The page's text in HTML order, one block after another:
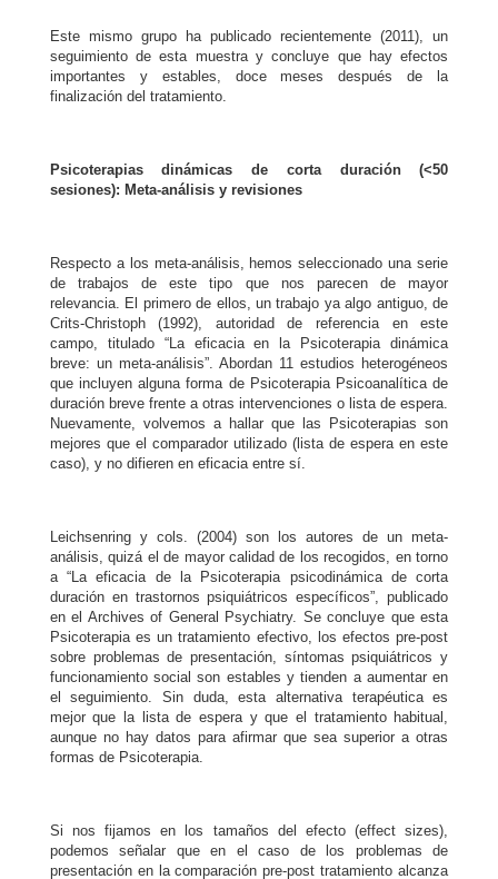
Este mismo grupo ha publicado recientemente (2011), un
seguimiento de esta muestra y concluye que hay efectos
importantes y estables, doce meses después de la
finalización del tratamiento.
Psicoterapias dinámicas de corta duración (<50
sesiones): Meta-análisis y revisiones
Respecto a los meta-análisis, hemos seleccionado una serie
de trabajos de este tipo que nos parecen de mayor
relevancia. El primero de ellos, un trabajo ya algo antiguo, de
Crits-Christoph (1992), autoridad de referencia en este
campo, titulado “La eficacia en la Psicoterapia dinámica
breve: un meta-análisis”. Abordan 11 estudios heterogéneos
que incluyen alguna forma de Psicoterapia Psicoanalítica de
duración breve frente a otras intervenciones o lista de espera.
Nuevamente, volvemos a hallar que las Psicoterapias son
mejores que el comparador utilizado (lista de espera en este
caso), y no difieren en eficacia entre sí.
Leichsenring y cols. (2004) son los autores de un meta-
análisis, quizá el de mayor calidad de los recogidos, en torno
a “La eficacia de la Psicoterapia psicodinámica de corta
duración en trastornos psiquiátricos específicos”, publicado
en el Archives of General Psychiatry. Se concluye que esta
Psicoterapia es un tratamiento efectivo, los efectos pre-post
sobre problemas de presentación, síntomas psiquiátricos y
funcionamiento social son estables y tienden a aumentar en
el seguimiento. Sin duda, esta alternativa terapéutica es
mejor que la lista de espera y que el tratamiento habitual,
aunque no hay datos para afirmar que sea superior a otras
formas de Psicoterapia.
Si nos fijamos en los tamaños del efecto (effect sizes),
podemos señalar que en el caso de los problemas de
presentación en la comparación pre-post tratamiento alcanza